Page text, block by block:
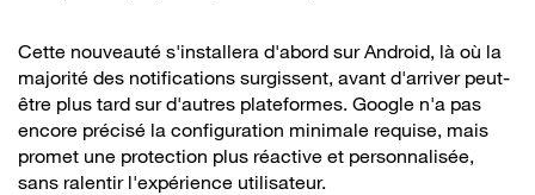
Cette nouveauté s'installera d'abord sur Android, là où la
majorité des notifications surgissent, avant d'arriver peut-
être plus tard sur d'autres plateformes. Google n'a pas
encore précisé la configuration minimale requise, mais
promet une protection plus réactive et personnalisée,
sans ralentir l'expérience utilisateur.